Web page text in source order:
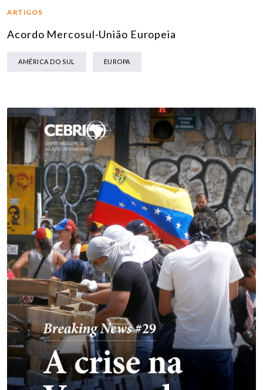
ARTIGOS
Acordo Mercosul-União Europeia
AMÉRICA DO SUL EUROPA